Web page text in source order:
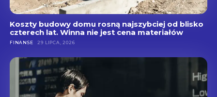
Koszty budowy domu rosną najszybciej od blisko
czterech lat. Winna nie jest cena materiałów
FINANSE 29 LIPCA, 2026